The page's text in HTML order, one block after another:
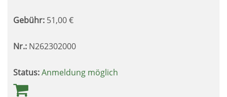
Gebühr: 51,00€
Nr.: N262302000
Status:Anmeldung möglich